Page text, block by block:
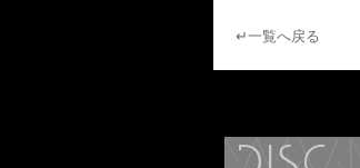
↵一覧へ戻る